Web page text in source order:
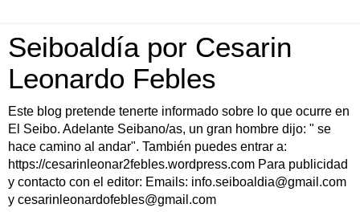
Seiboaldía por Cesarin
Leonardo Febles
Este blog pretende tenerte informado sobre lo que ocurre en
El Seibo. Adelante Seibano/as, un gran hombre dijo: " se
hace camino al andar". También puedes entrar a:
https://cesarinleonar2febles.wordpress.com Para publicidad
y contacto con el editor: Emails: info.seiboaldia@gmail.com
y cesarinleonardofebles@gmail.com